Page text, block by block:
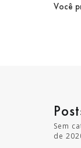
Você
Sem
de